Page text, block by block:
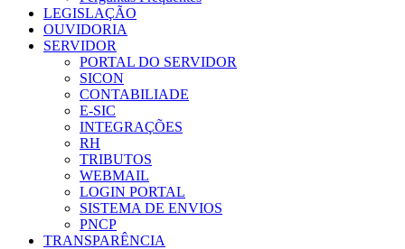
LEGISLAÇÃO
OUVIDORIA
SERVIDOR
PORTAL DO SERVIDOR
SICON
CONTABILIADE
E-SIC
INTEGRAÇÕES
RH
TRIBUTOS
WEBMAIL
LOGIN PORTAL
SISTEMA DE ENVIOS
PNCP
TRANSPARÊNCIA